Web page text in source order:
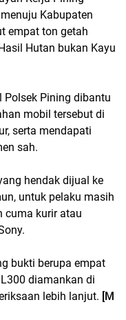
Kabupaten
empat ton getah
Hutan bukan Kayu
Polsek Pining dibantu
mobil tersebut di
serta mendapati
sah.
hendak dijual ke
untuk pelaku masih
cuma kurir atau
bukti berupa empat
diamankan di
lebih lanjut. [M